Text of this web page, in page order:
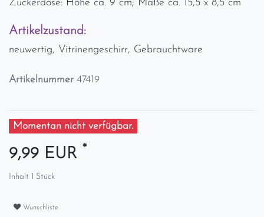
Zuckerdose: Höhe ca. 9 cm; Maße ca. 15,5 x 8,5 cm
Artikelzustand:
neuwertig, Vitrinengeschirr, Gebrauchtware
Artikelnummer 47419
Momentan nicht verfügbar.
9,99 EUR *
Inhalt 1 Stück
Wunschliste